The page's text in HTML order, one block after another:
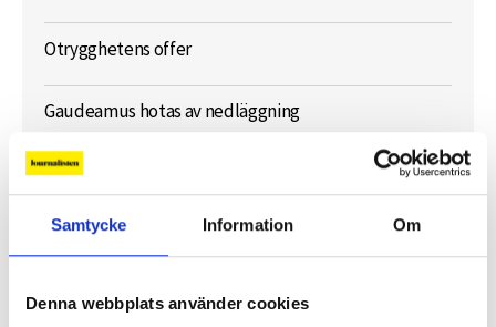
Samtycke Information Om
Denna webbplats använder cookies
Otrygghetens offer
Gaudeamus hotas av nedläggning
Ledare